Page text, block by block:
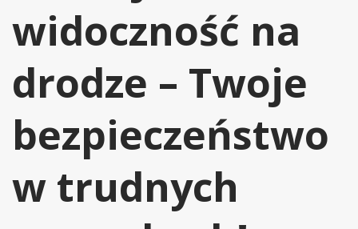
widoczność na
drodze – Twoje
bezpieczeństwo
w trudnych